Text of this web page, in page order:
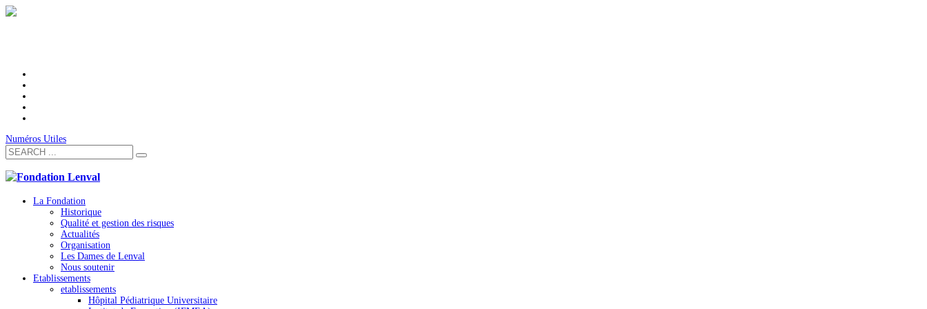
Numéros Utiles
La Fondation
Historique
Qualité et gestion des risques
Actualités
Organisation
Les Dames de Lenval
Nous soutenir
Etablissements
etablissements
Hôpital Pédiatrique Universitaire